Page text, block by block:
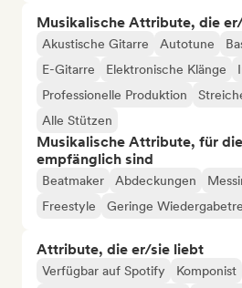
Musikalische Attribute, die
Akustische Gitarre Autotune
E-Gitarre
Elektronische Klänge
Professionelle Produktion
Alle Stützen
Musikalische Attribute, für
empfänglich sind
Beatmaker Abdeckungen
Freestyle
Geringe
Attribute, die er/sie liebt
Verfügbar auf Spotify Komponist